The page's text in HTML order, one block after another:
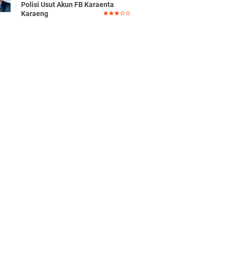
Polisi Usut Akun FB Karaenta
Karaeng